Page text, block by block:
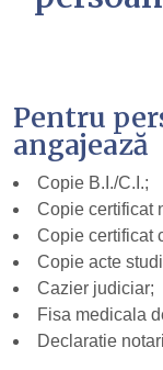
Pentru
angajează
Copie B.I./C.I.;
Copie certificat
Copie certificat
Copie acte
Cazier judiciar;
Fisa medicala
Declaratie